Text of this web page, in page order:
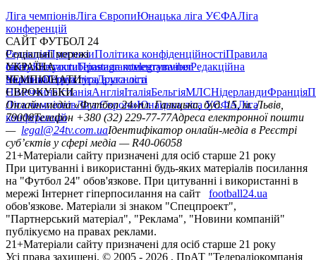
Ліга чемпіонівЛіга ЄвропиЮнацька ліга УЄФАЛіга
конференцій
САЙТ ФУТБОЛ 24
РедакціяПрогнозиПолітика конфіденційностіПравила
сайтуКонтактиПравила коментуванняРедакційна
політикаСтруктура власності
Соціальні мережі
facebookxyoutubeinstagramtelegramviber
УКРАЇНА
УкраїнаПерша лігаДруга ліга
ЧЕМПІОНАТИ
НімеччинаІспаніяАнгліяІталіяБельгіяМЛСНідерландиФранція
ЄВРОКУБКИ
Ліга чемпіонівЛіга ЄвропиЮнацька ліга УЄФАЛіга
конференцій
Онлайн-медіа «Футбол 24»пл. Галицька, буд. 15, м. Львів,
79008Телефон +380 (32) 229-77-77Адреса електронної пошти
— legal@24tv.com.uaІдентифікатор онлайн-медіа в Реєстрі
суб’єктів у сфері медіа — R40-06058
21+Матеріали сайту призначені для осіб старше 21 року
При цитуванні і використанні будь-яких матеріалів посилання
на "Футбол 24" обов'язкове. При цитуванні і використанні в
мережі Інтернет гіперпосилання на сайт
football24.ua
обов'язкове. Матеріали зі знаком "Спецпроект",
"Партнерський матеріал", "Реклама", "Новини компаній"
публікуємо на правах реклами.
21+Матеріали сайту призначені для осіб старше 21 року
Усi права захищенi. © 2005 - 2026 , ПрАТ "Телерадіокомпанія